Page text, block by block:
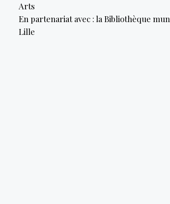
Arts
En partenariat avec : la Bibliothèque
Lille